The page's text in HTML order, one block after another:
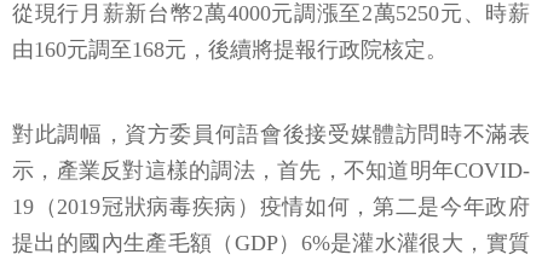
從現行月薪新台幣2萬4000元調漲至2萬5250元、時薪
由160元調至168元，後續將提報行政院核定。
對此調幅，資方委員何語會後接受媒體訪問時不滿表
示，產業反對這樣的調法，首先，不知道明年COVID-
19（2019冠狀病毒疾病）疫情如何，第二是今年政府
提出的國內生產毛額（GDP）6%是灌水灌很大，實質